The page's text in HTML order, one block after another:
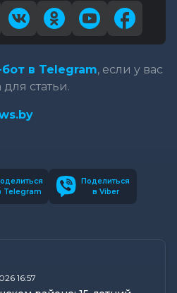
бот в Telegram, если у вас
статьи.
Telegram
Поделиться
в Viber
16:57